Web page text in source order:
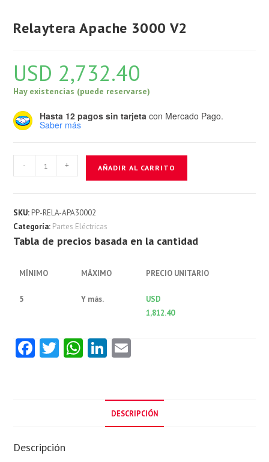
Relaytera Apache 3000 V2
USD 2,732.40
Hay existencias (puede reservarse)
Hasta 12 pagos sin tarjeta con Mercado Pago.
Saber más
Relaytera
Apache
cantidad
- + AÑADIR AL CARRITO
SKU: PP-RELA-APA30002
Categoría: Partes Eléctricas
Tabla de precios basada en la cantidad
MÍNIMO MÁXIMO PRECIO UNITARIO
5 Y más.
USD
1,812.40
Fa
k
T W Li
dI
n
l
DESCRIPCIÓN
Descripción